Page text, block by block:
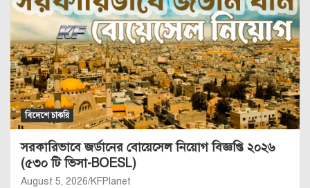
বিদেশে চাকরি
সরকারিভাবে জর্ডানের বোয়েসেল নিয়োগ বিজ্ঞপ্তি ২০২৬
(৫৩০ টি ভিসা-BOESL)
August 5, 2026 KFPlanet